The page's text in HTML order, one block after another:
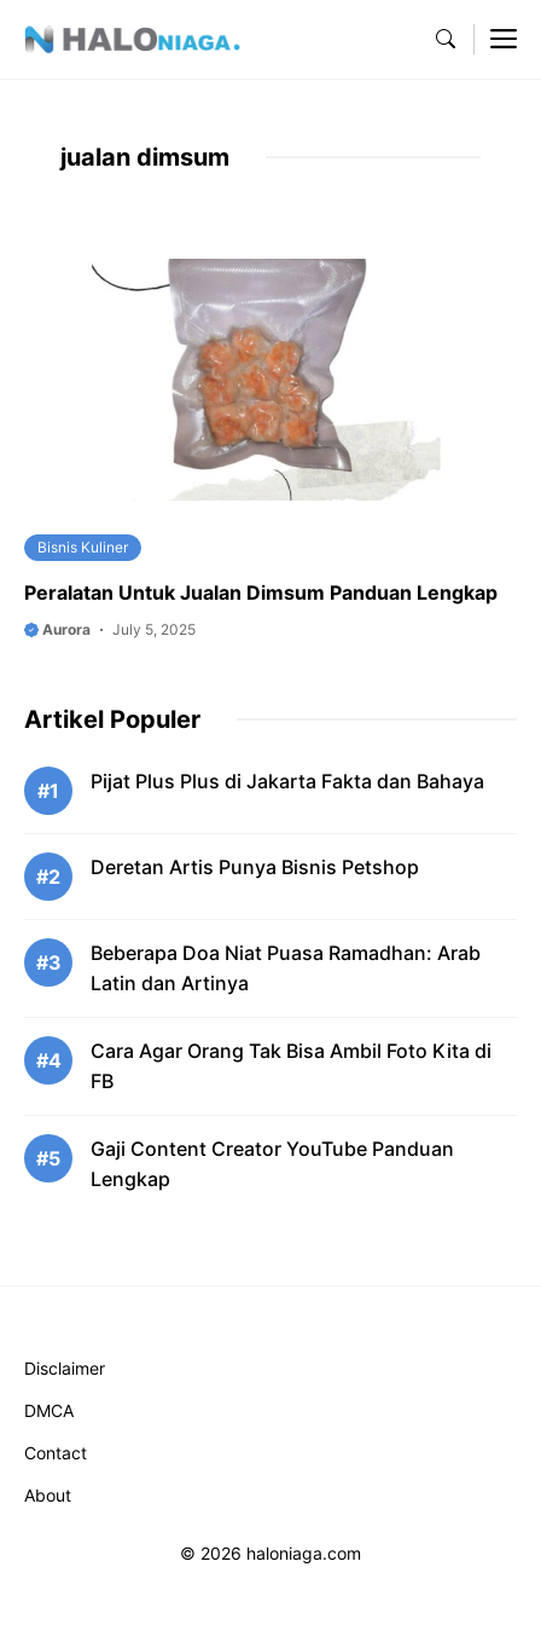
jualan dimsum
Bisnis Kuliner
Peralatan Untuk Jualan Dimsum Panduan Lengkap
Aurora July 5, 2025
Artikel Populer
#1 Pijat Plus Plus di Jakarta Fakta dan Bahaya
#2 Deretan Artis Punya Bisnis Petshop
#3
Beberapa Doa Niat Puasa Ramadhan: Arab
Latin dan Artinya
#4
Cara Agar Orang Tak Bisa Ambil Foto Kita di
FB
#5
Gaji Content Creator YouTube Panduan
Lengkap
Disclaimer
DMCA
Contact
About
© 2026 haloniaga.com